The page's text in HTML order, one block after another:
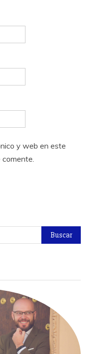
y web en este